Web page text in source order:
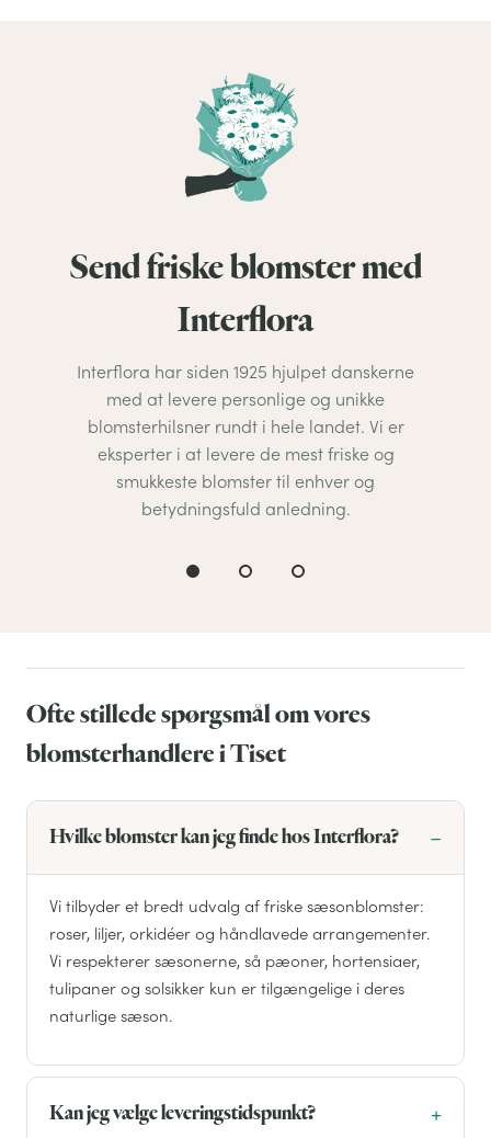
Send friske blomster med
Interflora
Interflora har siden 1925 hjulpet danskerne
med at levere personlige og unikke
blomsterhilsner rundt i hele landet. Vi er
eksperter i at levere de mest friske og
smukkeste blomster til enhver og
betydningsfuld anledning.
Ofte stillede spørgsmål om vores
blomsterhandlere i Tiset
Hvilke blomster kan jeg finde hos Interflora?
Vi tilbyder et bredt udvalg af friske sæsonblomster:
roser, liljer, orkidéer og håndlavede arrangementer.
Vi respekterer sæsonerne, så pæoner, hortensiaer,
tulipaner og solsikker kun er tilgængelige i deres
naturlige sæson.
Kan jeg vælge leveringstidspunkt?